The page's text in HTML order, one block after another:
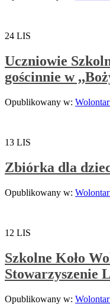
24 LIS
Uczniowie
gościnnie w
Opublikowany w:
13 LIS
Zbiórka dla
Opublikowany w:
12 LIS
Szkolne Koło
Stowarzyszenie
Opublikowany w: